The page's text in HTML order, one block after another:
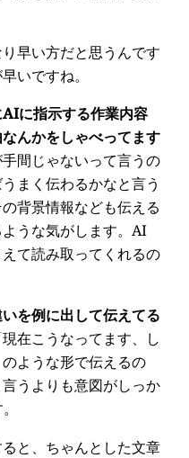
早い方だと思うんです
いですね。
に指示する作業内容
んかをしゃべってます
間じゃないって言うの
まく伝わるかなと言う
背景情報なども伝える
うな気がします。AI
て読み取ってくれるの
を例に出して伝えてる
現在こうなってます、し
ような形で伝えるの
うよりも意図がしっか
と、ちゃんとした文章